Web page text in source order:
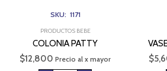
SKU: 1171
PRODUCTOS BEBE
COLONIA PATTY
$12,800 Precio al x mayor
$